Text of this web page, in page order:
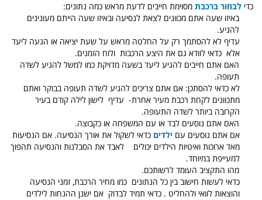
כדי לבחור ברכבת מסוימת חייבים לדעת מראש כמה נתונים:
באיזו שעה אתם מכוונים לצאת לנסיעה ובאיזו שעה הייתם מעונינים
להגיע.
עדיף לא להסתמך רק על החלטה מראש על שעת יציאה או הגעה ליעד
אלא כדאי לוודא גם את היצע הרכבות ולוח הזמנים.
האם אתם חייבים להגיע ליעד בשעה מדויקת כמו למשל להגיע לשדה
תעופה.
לא כדאי להסתכן: אם אתם צריכים להגיע לשדה תעופה בבוקר ואתם
מתכוונים לקחת רכבת מעיר אחרת- עדיף לישון לילה קודם בעיר
הקרובה ביותר לשדה התעופה.
האם אתם נוסעים לבד או עם המשפחה או כקבוצה.
אם אתם נוסעים עם ילדים כדאי לשקול את אורך הנסיעה. אם הנסיעות
מאד ארוכות ואיטיות הילדים יכולים
לאבד את הסבלנות והנסיעה תהפוך
למעייפת במיוחד.
מהו התקציב העומד לרשותכם.
כדאי לעשות חישוב בין כל הנתונים כמו מחיר הרכבת, זמני הנסיעה
והוצאות לוואי ולהחליט . כדאי תמיד לבדוק אם ישנן ההנחות לילדים